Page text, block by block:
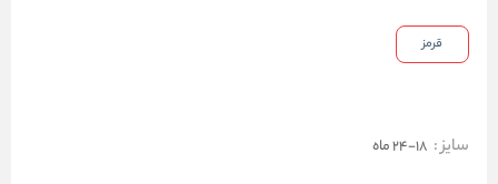
قرمز
سایز: 18-24 ماه